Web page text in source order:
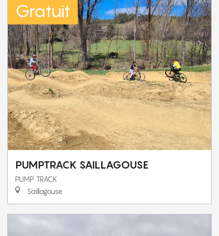
Gratuit
PUMPTRACK SAILLAGOUSE
PUMP TRACK
Saillagouse